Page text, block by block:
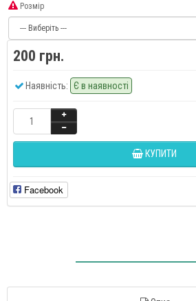
Розмір
200 грн.
Наявність: Є в наявності
КУПИТИ
Facebook